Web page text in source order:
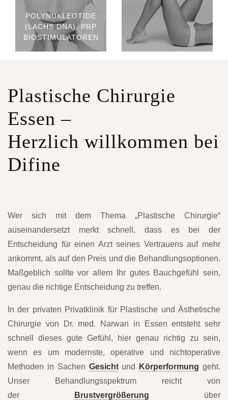
POLYNUKLEOTIDE
(LACHS DNA), PRP
BIOSTIMULATOREN
Plastische Chirurgie
Essen –
Herzlich willkommen bei
Difine
Wer sich mit dem Thema „Plastische Chirurgie“
auseinandersetzt merkt schnell, dass es bei der
Entscheidung für einen Arzt seines Vertrauens auf mehr
ankommt, als auf den Preis und die Behandlungsoptionen.
Maßgeblich sollte vor allem Ihr gutes Bauchgefühl sein,
genau die richtige Entscheidung zu treffen.
In der privaten Privatklinik für Plastische und Ästhetische
Chirurgie von Dr. med. Narwan in Essen entsteht sehr
schnell dieses gute Gefühl, hier genau richtig zu sein,
wenn es um modernste, operative und nichtoperative
Methoden in Sachen Gesichtund Körperformung geht.
Unser Behandlungsspektrum reicht von
der
Brustvergrößerung über